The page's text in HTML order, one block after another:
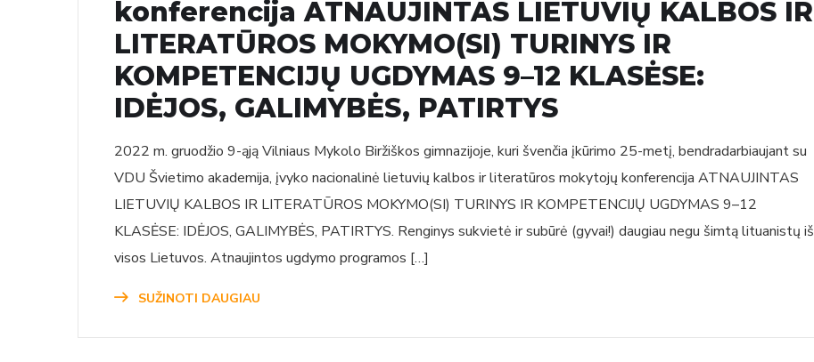
konferencija ATNAUJINTAS LIETUVIŲ KALBOS IR
LITERATŪROS MOKYMO(SI) TURINYS IR
KOMPETENCIJŲ UGDYMAS 9–12 KLASĖSE:
IDĖJOS, GALIMYBĖS, PATIRTYS
2022 m. gruodžio 9-ąją Vilniaus Mykolo Biržiškos gimnazijoje, kuri švenčia įkūrimo 25-metį, bendradarbiaujant su
VDU Švietimo akademija, įvyko nacionalinė lietuvių kalbos ir literatūros mokytojų konferencija ATNAUJINTAS
LIETUVIŲ KALBOS IR LITERATŪROS MOKYMO(SI) TURINYS IR KOMPETENCIJŲ UGDYMAS 9–12
KLASĖSE: IDĖJOS, GALIMYBĖS, PATIRTYS. Renginys sukvietė ir subūrė (gyvai!) daugiau negu šimtą lituanistų iš
visos Lietuvos. Atnaujintos ugdymo programos […]
SUŽINOTI DAUGIAU